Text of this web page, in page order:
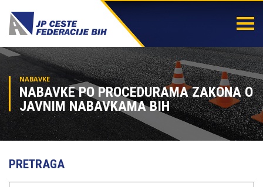
NABAVKE
NABAVKE PO PROCEDURAMA ZAKONA O
JAVNIM NABAVKAMA BIH
PRETRAGA